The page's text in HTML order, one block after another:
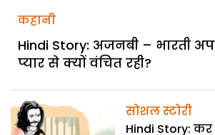
कहानी
Hindi Story: अजनबी – भारती
प्यार से क्यों वंचित रही?
सोशल स्टोरी
Hindi Story: कर